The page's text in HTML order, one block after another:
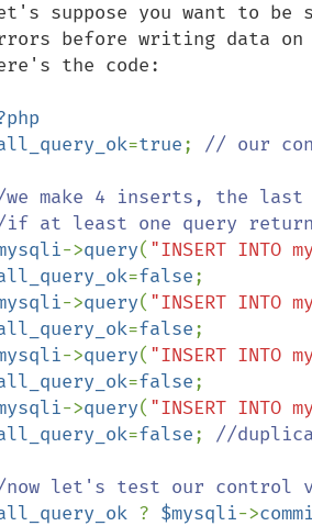
suppose you want to
before writing data on
the code:
=true; // our
make 4 inserts, the last
->query( "INSERT INTO
=false
->query( "INSERT INTO
=false
->query( "INSERT INTO
=false
->query( "INSERT INTO
=false; //
? $mysqli->